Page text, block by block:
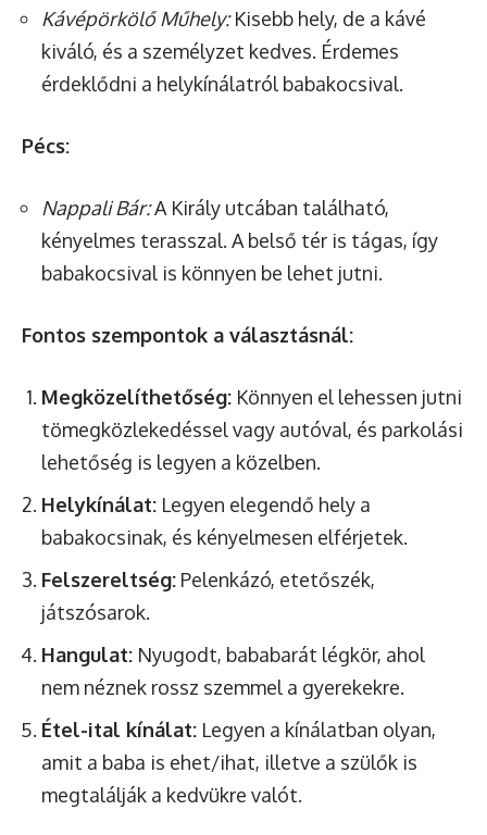
Kávépörkölő Műhely:Kisebb hely, de a kávé
kiváló, és a személyzet kedves. Érdemes
érdeklődni a helykínálatról babakocsival.
Pécs:
Nappali Bár:A Király utcában található,
kényelmes terasszal. A belső tér is tágas, így
babakocsival is könnyen be lehet jutni.
Fontos szempontok a választásnál:
Megközelíthetőség: Könnyen el lehessen jutni
tömegközlekedéssel vagy autóval, és parkolási
lehetőség is legyen a közelben.
Helykínálat: Legyen elegendő hely a
babakocsinak, és kényelmesen elférjetek.
Felszereltség: Pelenkázó, etetőszék,
játszósarok.
Hangulat: Nyugodt, bababarát légkör, ahol
nem néznek rossz szemmel a gyerekekre.
Étel-ital kínálat: Legyen a kínálatban olyan,
amit a baba is ehet/ihat, illetve a szülők is
megtalálják a kedvükre valót.